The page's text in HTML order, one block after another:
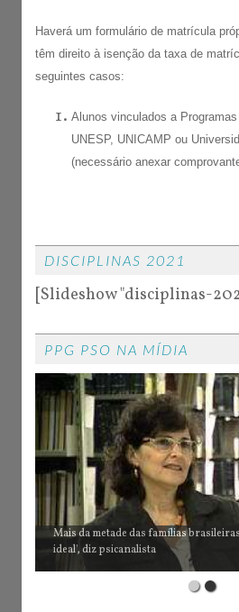
Haverá um formulário de matrícula
têm direito à isenção da taxa de
seguintes casos:
Alunos vinculados a
UNESP, UNICAMP ou
(necessário anexar
DISCIPLINAS 2021
[Slideshow "disciplinas-
PPG PSO NA MÍDIA
Mais da metade das famílias
ideal', diz psicanalista